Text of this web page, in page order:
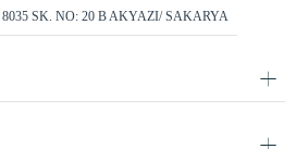
SK. NO: 20 B AKYAZI/ SAKARYA